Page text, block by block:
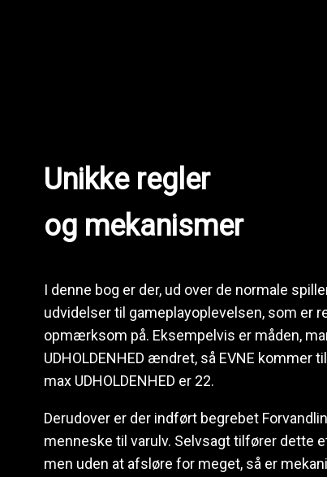
Unikke regler
og mekanismer
I denne bog er der, ud over de normale
udvidelser til gameplayoplevelsen, som er
opmærksom på. Eksempelvis er måden,
UDHOLDENHED ændret, så EVNE kommer
max UDHOLDENHED er 22.
Derudover er der indført begrebet
menneske til varulv. Selvsagt tilfører dette
men uden at afsløre for meget, så er